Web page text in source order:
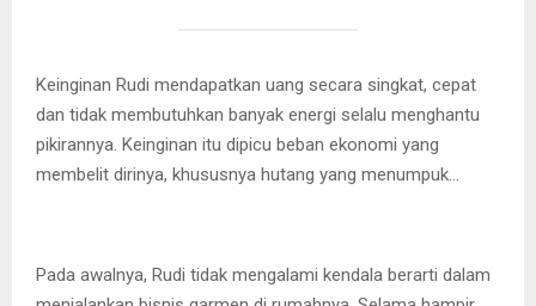
Keinginan Rudi mendapatkan uang secara singkat, cepat
dan tidak membutuhkan banyak energi selalu menghantu
pikirannya. Keinginan itu dipicu beban ekonomi yang
membelit dirinya, khususnya hutang yang menumpuk…
Pada awalnya, Rudi tidak mengalami kendala berarti dalam